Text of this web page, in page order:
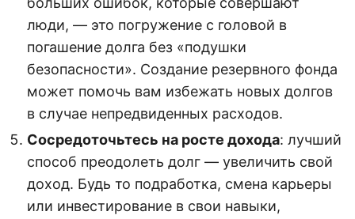
люди, — это погружение с головой в
погашение долга без «подушки
безопасности». Создание резервного фонда
может помочь вам избежать новых долгов
в случае непредвиденных расходов.
Сосредоточьтесь на росте дохода: лучший
способ преодолеть долг — увеличить свой
доход. Будь то подработка, смена карьеры
или инвестирование в свои навыки,